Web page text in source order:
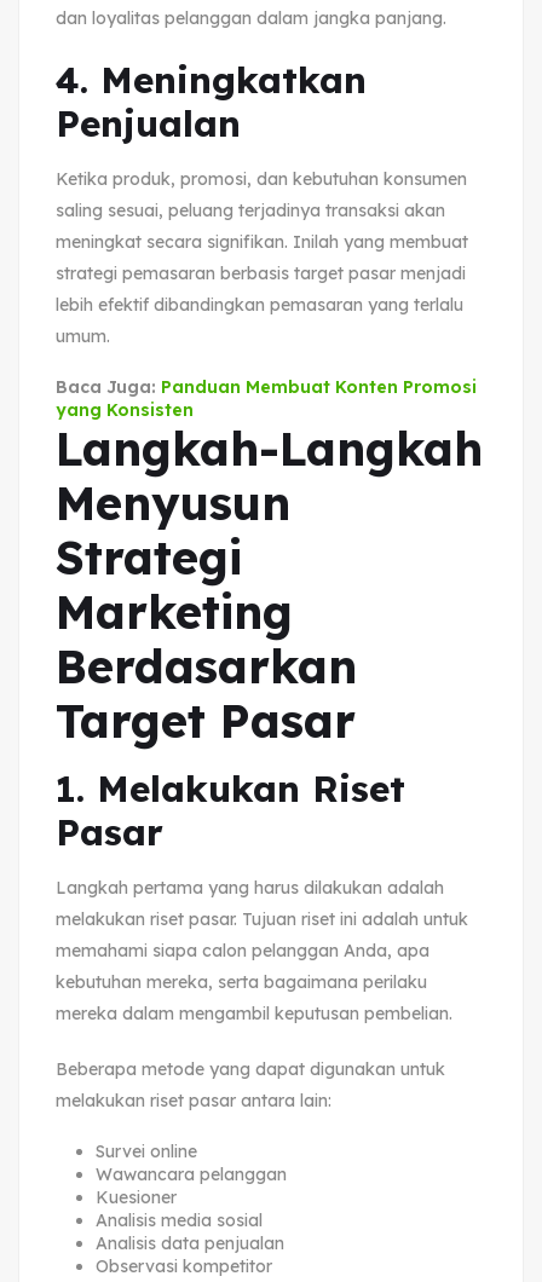
dan loyalitas pelanggan dalam jangka panjang.
4. Meningkatkan
Penjualan
Ketika produk, promosi, dan kebutuhan konsumen
saling sesuai, peluang terjadinya transaksi akan
meningkat secara signifikan. Inilah yang membuat
strategi pemasaran berbasis target pasar menjadi
lebih efektif dibandingkan pemasaran yang terlalu
umum.
Baca Juga: Panduan Membuat Konten Promosi
yang Konsisten
Langkah-Langkah
Menyusun
Strategi
Marketing
Berdasarkan
Target Pasar
1. Melakukan Riset
Pasar
Langkah pertama yang harus dilakukan adalah
melakukan riset pasar. Tujuan riset ini adalah untuk
memahami siapa calon pelanggan Anda, apa
kebutuhan mereka, serta bagaimana perilaku
mereka dalam mengambil keputusan pembelian.
Beberapa metode yang dapat digunakan untuk
melakukan riset pasar antara lain:
Survei online
Wawancara pelanggan
Kuesioner
Analisis media sosial
Analisis data penjualan
Observasi kompetitor